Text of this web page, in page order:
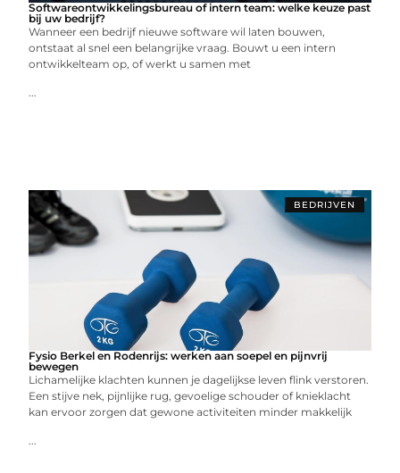
Softwareontwikkelingsbureau of intern team: welke keuze past
bij uw bedrijf?
Wanneer een bedrijf nieuwe software wil laten bouwen,
ontstaat al snel een belangrijke vraag. Bouwt u een intern
ontwikkelteam op, of werkt u samen met
...
BEDRIJVEN
Fysio Berkel en Rodenrijs: werken aan soepel en pijnvrij
bewegen
Lichamelijke klachten kunnen je dagelijkse leven flink verstoren.
Een stijve nek, pijnlijke rug, gevoelige schouder of knieklacht
kan ervoor zorgen dat gewone activiteiten minder makkelijk
...